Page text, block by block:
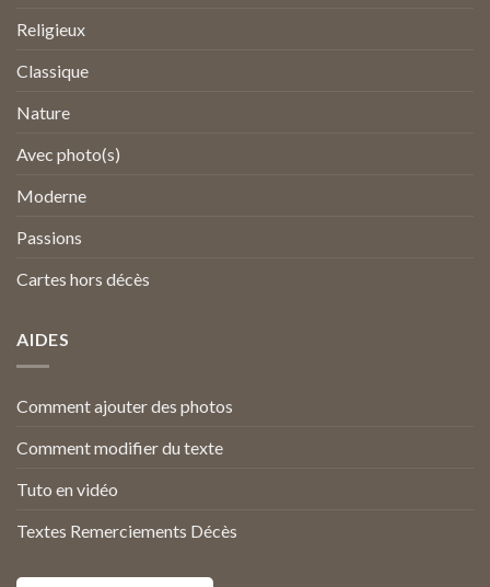
Religieux
Classique
Nature
Avec photo(s)
Moderne
Passions
Cartes hors décès
AIDES
Comment ajouter des photos
Comment modifier du texte
Tuto en vidéo
Textes Remerciements Décès